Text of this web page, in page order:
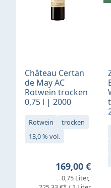
Château Certan
de May AC
Rotwein trocken
0,75 l | 2000
Rotwein
trocken
13,0 % vol.
Regulärer
169,00 €
0,75 Liter